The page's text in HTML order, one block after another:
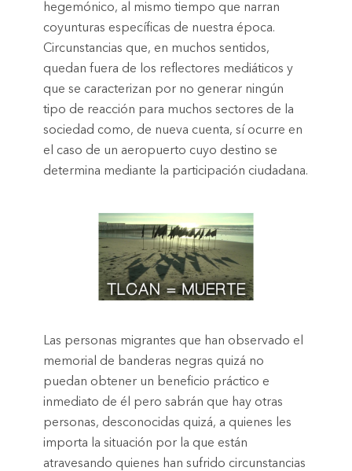
hegemónico, al mismo tiempo que narran
coyunturas específicas de nuestra época.
Circunstancias que, en muchos sentidos,
quedan fuera de los reflectores mediáticos y
que se caracterizan por no generar ningún
tipo de reacción para muchos sectores de la
sociedad como, de nueva cuenta, sí ocurre en
el caso de un aeropuerto cuyo destino se
determina mediante la participación ciudadana.
Las personas migrantes que han observado el
memorial de banderas negras quizá no
puedan obtener un beneficio práctico e
inmediato de él pero sabrán que hay otras
personas, desconocidas quizá, a quienes les
importa la situación por la que están
atravesando quienes han sufrido circunstancias